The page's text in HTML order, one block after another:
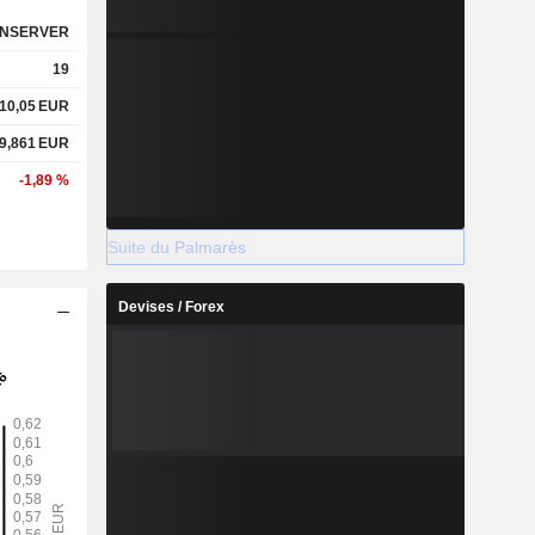
19
10,05EUR
9,861 EUR
-1,89 %
Suite du Palmarès
Devises / Forex